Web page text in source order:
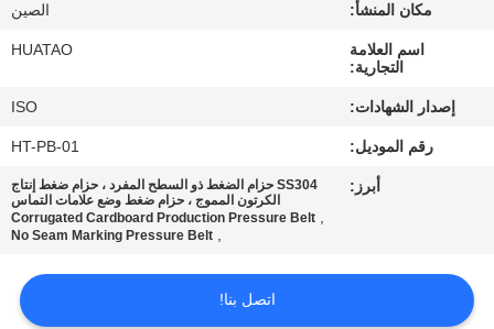
الجودة
اتصل
اطلب
اقتباس
مكان المنشأ: الصين
اسم العلامة
التجارية:
HUATAO
إصدار الشهادات: ISO
رقم الموديل: HT-PB-01
أبرز:
SS304 حزام الضغط ذو السطح المفرد ، حزام ضغط إنتاج
الكرتون المموج ، حزام ضغط وضع علامات التماس
,
Corrugated Cardboard Production Pressure Belt
,
No Seam Marking Pressure Belt
اتصل بنا!